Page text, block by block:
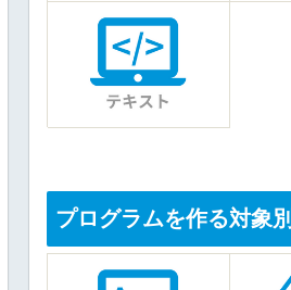
プログラムを作る対象別